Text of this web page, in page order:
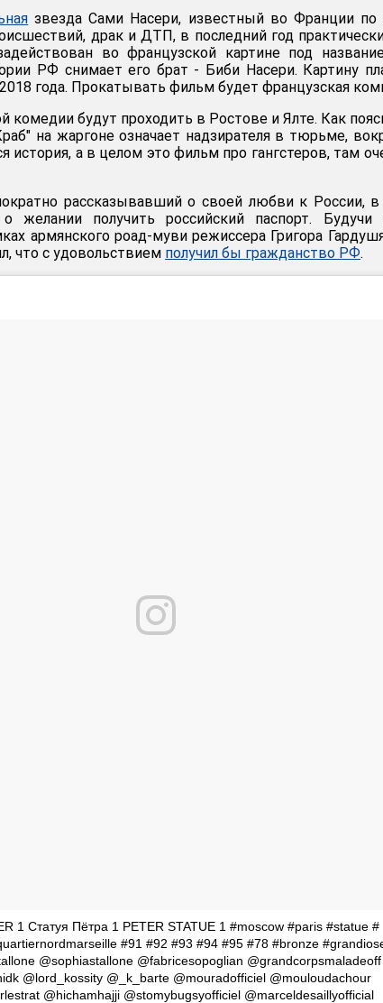
звезда Сами Насери, известный во Франции по
драк и ДТП, в последний год
во французской картине под
РФ снимает его брат - Биби Насери. Картину
года. Прокатывать фильм будет французская
комедии будут проходить в Ростове и Ялте. Как
на жаргоне означает надзирателя в тюрьме,
история, а в целом это фильм про гангстеров, там
рассказывавший о своей любви к России, в
желании получить российский паспорт.
армянского роад-муви режиссера Григора
что с удовольствием получил бы гражданство РФ.
1 Статуя Пётра 1 PETER STATUE 1 #moscow #paris #statue #
#91 #92 #93 #94 #95 #78 #bronze
@sophiastallone @fabricesopoglian @grandcorpsmaladeoff
@lord_kossity @_k_barte @mouradofficiel @mouloudachour
@hichamhajji @stomybugsyofficiel @marceldesaillyofficial